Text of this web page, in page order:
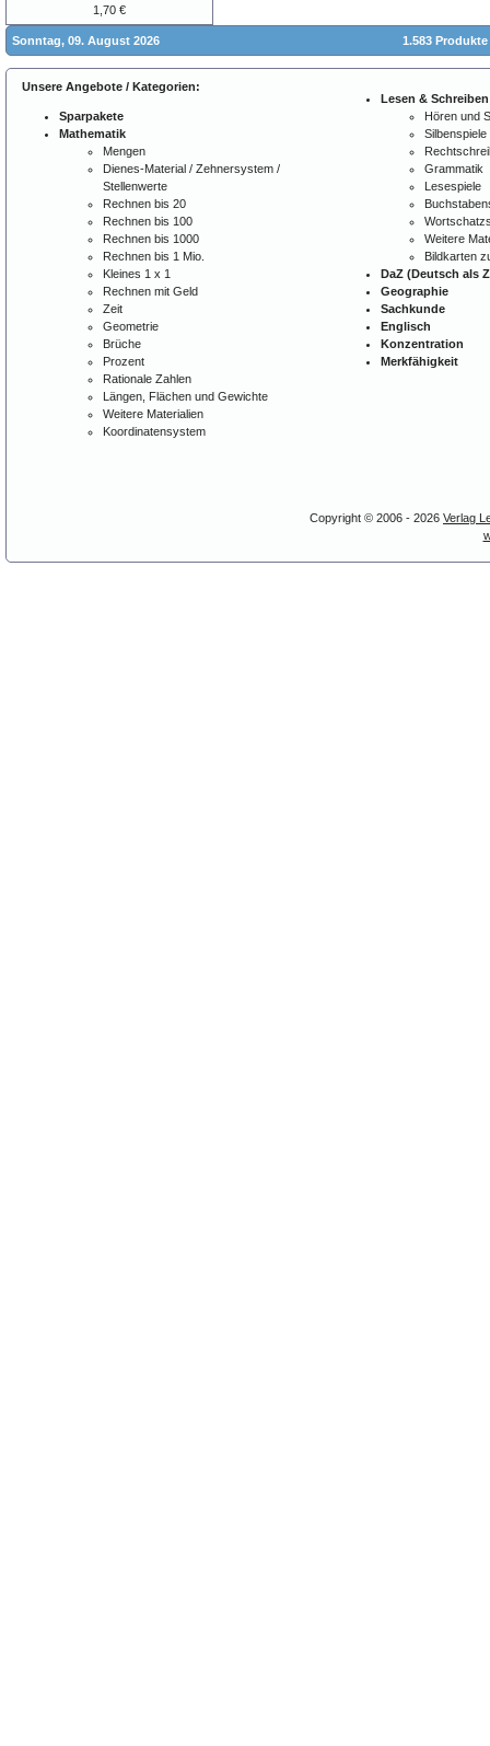
1,70 €
Sonntag, 09. August 2026 1.583
Unsere Angebote / Kategorien:
Sparpakete
Mathematik
Mengen
Dienes-Material / Zehnersystem /
Stellenwerte
Rechnen bis 20
Rechnen bis 100
Rechnen bis 1000
Rechnen bis 1 Mio.
Kleines 1 x 1
Rechnen mit Geld
Zeit
Geometrie
Brüche
Prozent
Rationale Zahlen
Längen, Flächen und Gewichte
Weitere Materialien
Koordinatensystem
Lesen & Schreiben
Hören und
Silbenspiele
Grammatik
Lesespiele
Weitere
Bildkarten
DaZ (Deutsch als
Geographie
Sachkunde
Englisch
Konzentration
Merkfähigkeit
Copyright © 2006 - 2026 Verlag